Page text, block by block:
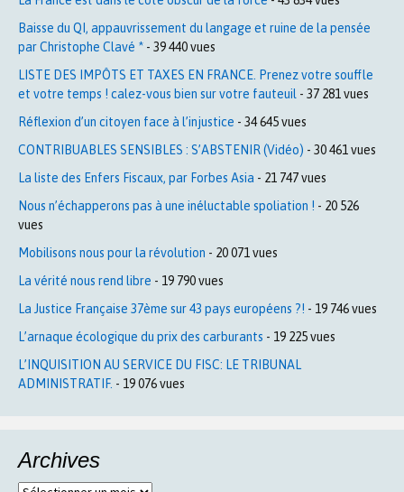
Baisse du QI, appauvrissement du langage et ruine de la pensée
par Christophe Clavé * - 39 440 vues
LISTE DES IMPÔTS ET TAXES EN FRANCE. Prenez votre souffle
et votre temps ! calez-vous bien sur votre fauteuil - 37 281 vues
Réflexion d’un citoyen face à l’injustice - 34 645 vues
CONTRIBUABLES SENSIBLES : S’ABSTENIR (Vidéo) - 30 461 vues
La liste des Enfers Fiscaux, par Forbes Asia - 21 747 vues
Nous n’échapperons pas à une inéluctable spoliation ! - 20 526
vues
Mobilisons nous pour la révolution - 20 071 vues
La vérité nous rend libre - 19 790 vues
La Justice Française 37ème sur 43 pays européens ?! - 19 746 vues
L’arnaque écologique du prix des carburants - 19 225 vues
L’INQUISITION AU SERVICE DU FISC: LE TRIBUNAL
ADMINISTRATIF. - 19 076 vues
Archives